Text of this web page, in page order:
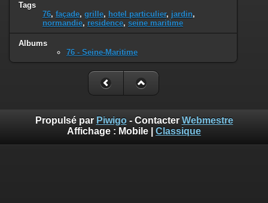
Tags
76, façade, grille, hotel particulier, jardin,
normandie, residence, seine maritime
Albums
76 - Seine-Maritime
Propulsé par Piwigo- Contacter Webmestre
Affichage : Mobile Classique